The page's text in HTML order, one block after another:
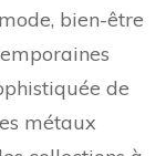
bien-être
de
métaux